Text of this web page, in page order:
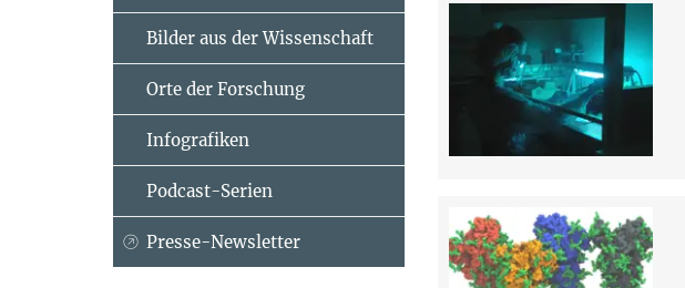
Bilder aus der Wissenschaft
Orte der Forschung
Infografiken
Podcast-Serien
Presse-Newsletter